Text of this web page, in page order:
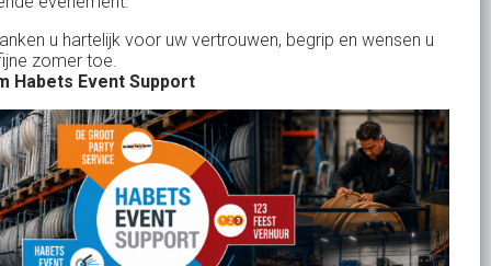
Horeca verhuur
Partyverhuur
Je vindt ons op
u hartelijk voor uw vertrouwen, begrip en wensen u
zomer toe.
Habets Event Support